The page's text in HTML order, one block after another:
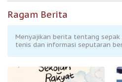
Ragam Berita
Menyajikan berita tentang
tenis dan informasi seputaran